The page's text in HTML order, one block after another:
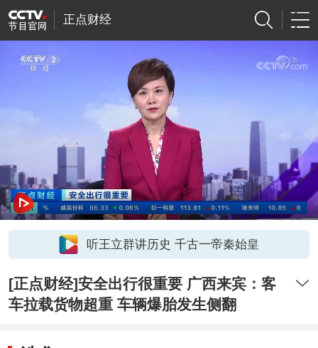
正点财经
听王立群讲历史 千古一帝秦始皇
[正点财经]安全出行很重要 广西来宾：客
车拉载货物超重 车辆爆胎发生侧翻